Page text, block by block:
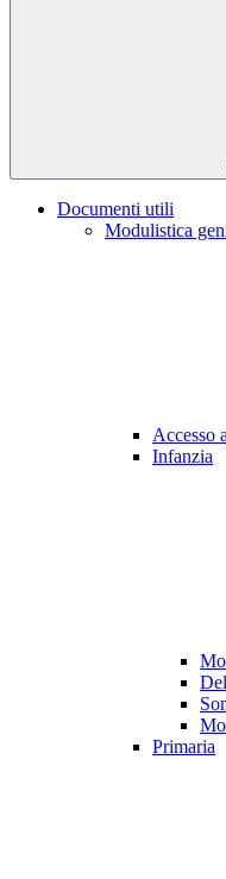
Documenti utili
Modulistica
Accesso
Infanzia
Primaria